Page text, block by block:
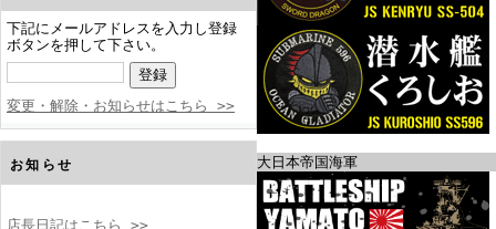
下記にメールアドレスを入力し登録
ボタンを押して下さい。
変更・解除・お知らせはこちら >>
お知らせ
店長日記はこちら >>
大日本帝国海軍